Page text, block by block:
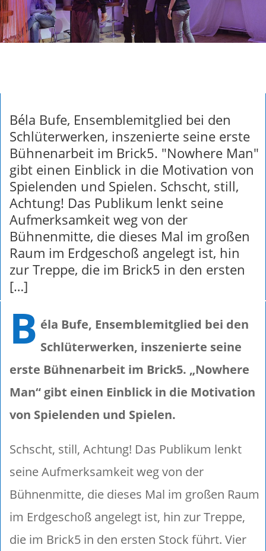
Béla Bufe, Ensemblemitglied bei den
Schlüterwerken, inszenierte seine erste
Bühnenarbeit im Brick5. "Nowhere Man"
gibt einen Einblick in die Motivation von
Spielenden und Spielen. Schscht, still,
Achtung! Das Publikum lenkt seine
Aufmerksamkeit weg von der
Bühnenmitte, die dieses Mal im großen
Raum im Erdgeschoß angelegt ist, hin
zur Treppe, die im Brick5 in den ersten
[…]
B éla Bufe, Ensemblemitglied bei den
Schlüterwerken, inszenierte seine
erste Bühnenarbeit im Brick5. „Nowhere
Man“ gibt einen Einblick in die Motivation
von Spielenden und Spielen.
Schscht, still, Achtung! Das Publikum lenkt
seine Aufmerksamkeit weg von der
Bühnenmitte, die dieses Mal im großen Raum
im Erdgeschoß angelegt ist, hin zur Treppe,
die im Brick5 in den ersten Stock führt. Vier